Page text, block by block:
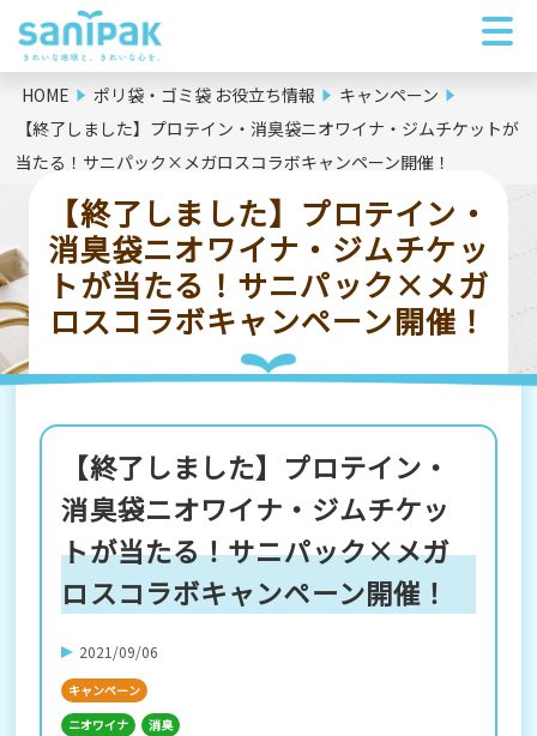
HOME ポリ袋・ゴミ袋 お役立ち情報
キャンペーン
【終了しました】プロテイン・消臭袋ニオワイナ・ジムチケットが
当たる！サニパック×メガロスコラボキャンペーン開催！
【終了しました】プロテイン・
消臭袋ニオワイナ・ジムチケッ
トが当たる！サニパック×メガ
ロスコラボキャンペーン開催！
【終了しました】プロテイン・
消臭袋ニオワイナ・ジムチケッ
トが当たる！サニパック×メガ
ロスコラボキャンペーン開催！
2021/09/06
キャンペーン
ニオワイナ
消臭